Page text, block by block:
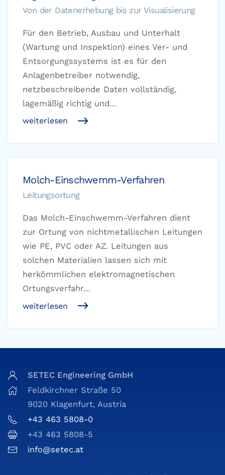
Von der Datenerhebung bis zur Visualisierung
Für den Betrieb, Ausbau und Unterhalt
(Wartung und Inspektion) eines Ver- und
Entsorgungssystems ist es für den
Anlagenbetreiber notwendig,
netzbeschreibende Daten vollständig,
lagemäßig richtig und…
weiterlesen
Molch-Einschwemm-Verfahren
Leitungsortung
Das Molch-Einschwemm-Verfahren dient
zur Ortung von nichtmetallischen Leitungen
wie PE, PVC oder AZ. Leitungen aus
solchen Materialien lassen sich mit
herkömmlichen elektromagnetischen
Ortungsverfahr…
weiterlesen
SETEC Engineering GmbH
Feldkirchner Straße 50
9020 Klagenfurt, Austria
+43 463 5808-0
+43 463 5808-5
info@setec.at